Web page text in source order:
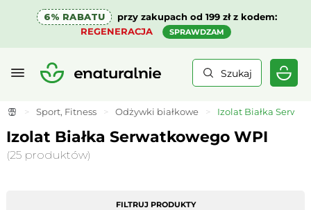
6% RABATU
przy zakupach od 199 zł z kodem:
REGENERACJA
SPRAWDZAM
Szukaj
> Sport, Fitness > Odżywki białkowe > Izolat Białka
Izolat Białka Serwatkowego WPI
(25 produktów)
FILTRUJ PRODUKTY